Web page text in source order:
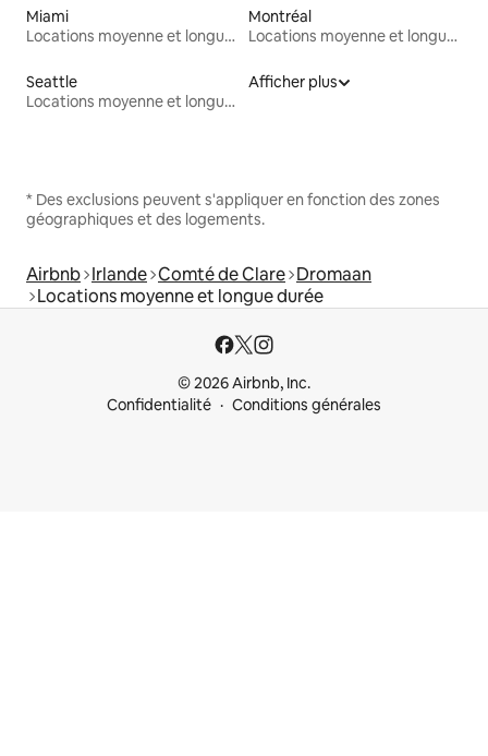
Miami
Locations moyenne et longue durée
Montréal
Locations moyenne et longue durée
Seattle
Locations moyenne et longue durée
Afficher plus
* Des exclusions peuvent s'appliquer en fonction des zones
géographiques et des logements.
Airbnb Irlande Comté de Clare Dromaan
Locations moyenne et longue durée
© 2026 Airbnb, Inc.
Confidentialité
Conditions générales